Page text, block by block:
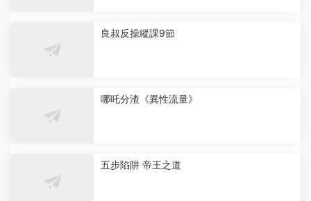
良叔反操縱課9節
哪吒分渣《異性流量》
五步陷阱 帝王之道